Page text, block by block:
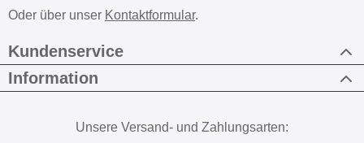
Oder über unser Kontaktformular.
Kundenservice
Information
Unsere Versand- und Zahlungsarten: